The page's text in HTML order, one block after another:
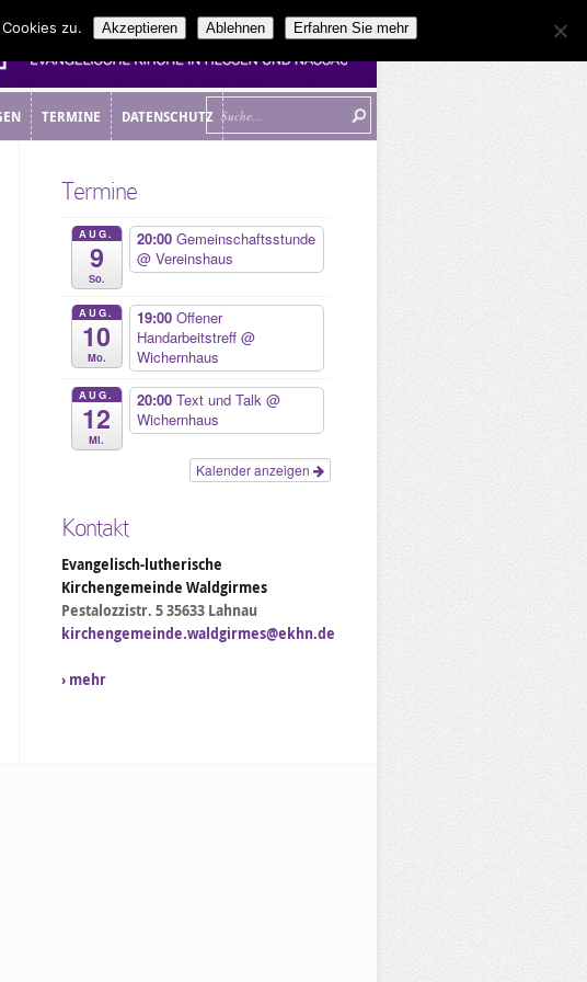
TERMINE DATENSCHUTZ
Termine
AUG.
9
So.
20:00 Gemeinschaftsstunde
@ Vereinshaus
AUG.
10
Mo.
19:00 Offener
Handarbeitstreff @
Wichernhaus
AUG.
12
Mi.
20:00 Text und Talk @
Wichernhaus
Kalender anzeigen
Kontakt
Evangelisch-lutherische
Kirchengemeinde Waldgirmes
Pestalozzistr. 5 35633 Lahnau
kirchengemeinde.waldgirmes@ekhn.de
› mehr
zu. Akzeptieren Ablehnen Erfahren Sie mehr